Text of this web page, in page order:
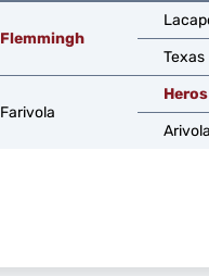
Flemmingh
Farivola
Texas
Arivola